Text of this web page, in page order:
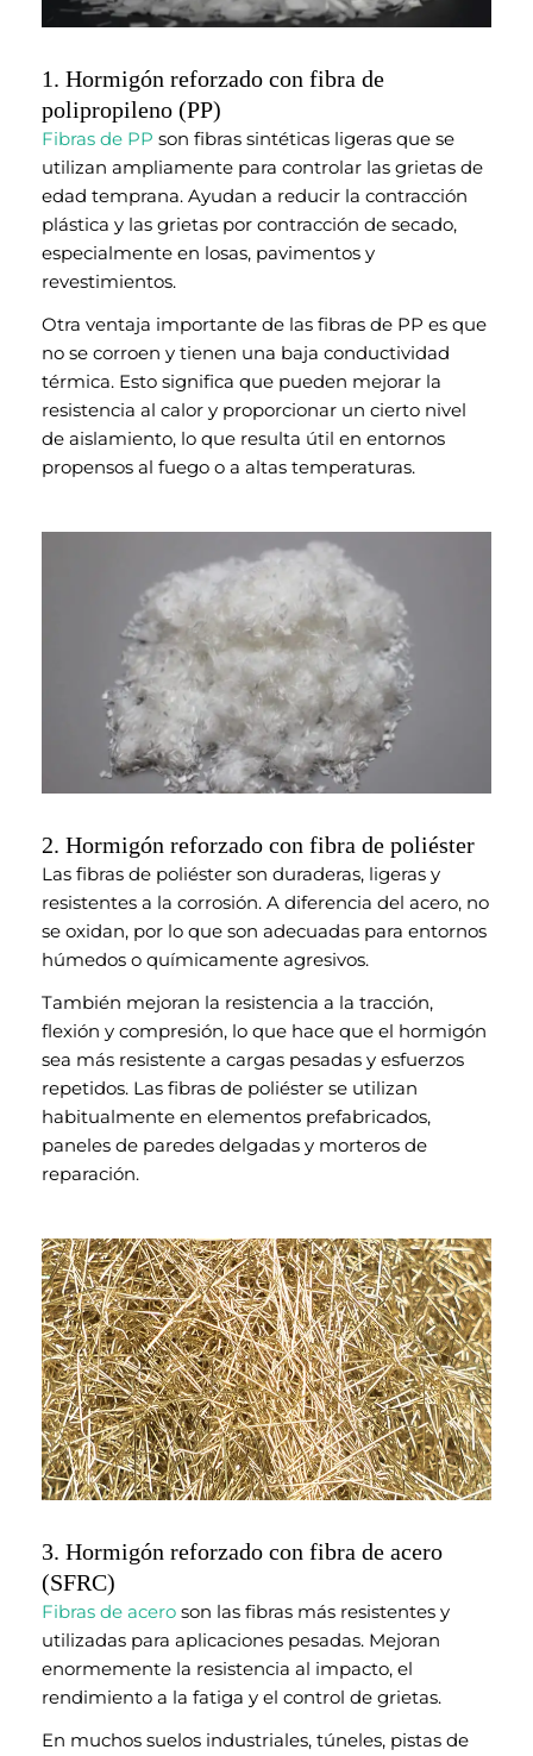
1. Hormigón reforzado con fibra de
polipropileno (PP)
Fibras de PP son fibras sintéticas ligeras que se
utilizan ampliamente para controlar las grietas de
edad temprana. Ayudan a reducir la contracción
plástica y las grietas por contracción de secado,
especialmente en losas, pavimentos y
revestimientos.
Otra ventaja importante de las fibras de PP es que
no se corroen y tienen una baja conductividad
térmica. Esto significa que pueden mejorar la
resistencia al calor y proporcionar un cierto nivel
de aislamiento, lo que resulta útil en entornos
propensos al fuego o a altas temperaturas.
2. Hormigón reforzado con fibra de poliéster
Las fibras de poliéster son duraderas, ligeras y
resistentes a la corrosión. A diferencia del acero, no
se oxidan, por lo que son adecuadas para entornos
húmedos o químicamente agresivos.
También mejoran la resistencia a la tracción,
flexión y compresión, lo que hace que el hormigón
sea más resistente a cargas pesadas y esfuerzos
repetidos. Las fibras de poliéster se utilizan
habitualmente en elementos prefabricados,
paneles de paredes delgadas y morteros de
reparación.
3. Hormigón reforzado con fibra de acero
(SFRC)
Fibras de acero son las fibras más resistentes y
utilizadas para aplicaciones pesadas. Mejoran
enormemente la resistencia al impacto, el
rendimiento a la fatiga y el control de grietas.
En muchos suelos industriales, túneles, pistas de